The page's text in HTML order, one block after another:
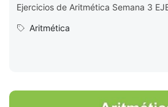
Ejercicios de Aritmética Semana 3
Aritmética